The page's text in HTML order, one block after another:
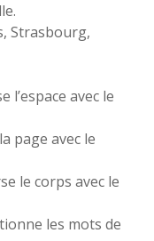
Strasbourg,
l’espace avec le
page avec le
le corps avec le
les mots de